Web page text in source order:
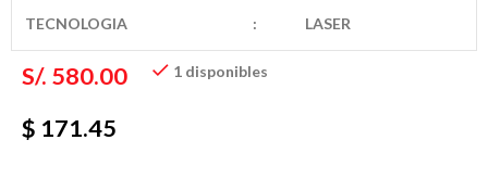
TECNOLOGIA : LASER
S/. 580.00
$ 171.45
1 disponibles